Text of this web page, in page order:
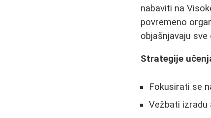
nabaviti na
povremeno
objašnjavaju
Strategije
Fokusirati se
Vežbati